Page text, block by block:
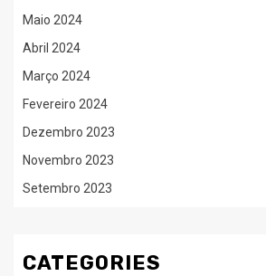
Maio 2024
Abril 2024
Março 2024
Fevereiro 2024
Dezembro 2023
Novembro 2023
Setembro 2023
CATEGORIES